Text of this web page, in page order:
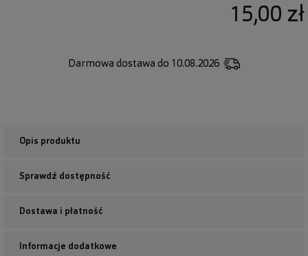
15,00 zł
Darmowa dostawa do 10.08.2026
Opis produktu
Sprawdź dostępność
Dostawa i płatność
Informacje dodatkowe